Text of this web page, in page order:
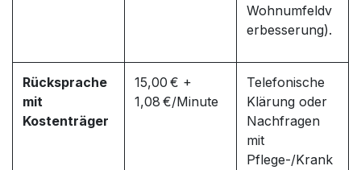
Wohnumfeldv
erbesserung).
Rücksprache
mit
Kostenträger
15,00 € +
1,08 €/Minute
Telefonische
Klärung oder
Nachfragen
mit
Pflege-/Krank